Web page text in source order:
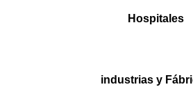
Hospitales
industrias y